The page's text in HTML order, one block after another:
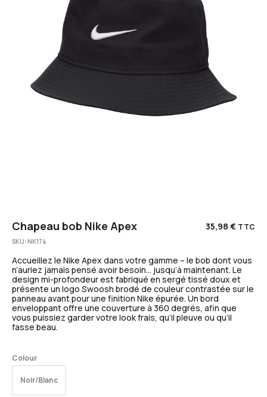
Chapeau bob Nike Apex 35,98 € TTC
SKU: NK174
Accueillez le Nike Apex dans votre gamme – le bob dont vous
n’auriez jamais pensé avoir besoin… jusqu’à maintenant. Le
design mi-profondeur est fabriqué en sergé tissé doux et
présente un logo Swoosh brodé de couleur contrastée sur le
panneau avant pour une finition Nike épurée. Un bord
enveloppant offre une couverture à 360 degrés, afin que
vous puissiez garder votre look frais, qu’il pleuve ou qu’il
fasse beau.
Colour
Noir/Blanc